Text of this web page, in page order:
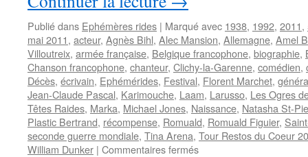
Publié dans Ephémères rides | Marqué avec 1938, 1992, 2011,
mai 2011, acteur, Agnès Bihl, Alec Mansion, Allemagne, Amel
Villoutreix, armée française, Belgique francophone, biographie,
Chanson francophone, chanteur, Clichy-la-Garenne, comédien,
Décès, écrivain, Ephémérides, Festival, Florent Marchet,
Jean-Claude Pascal, Karimouche, Laam, Larusso, Les Ogres
Têtes Raides, Marka, Michael Jones, Naissance, Natasha St-
Plastic Bertrand, récompense, Romuald, Romuald Figuier,
seconde guerre mondiale, Tina Arena, Tour Restos du Coeur
William Dunker | Commentaires ferméssur